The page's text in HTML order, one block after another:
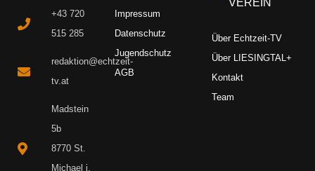
+43 720
515 285
redaktion@echtzeit-
tv.at
Madstein
5b
8770 St.
Michael i.
Impressum
Datenschutz
Jugendschutz
AGB
VEREIN
Über Echtzeit-TV
Über LIESINGTAL+
Kontakt
Team